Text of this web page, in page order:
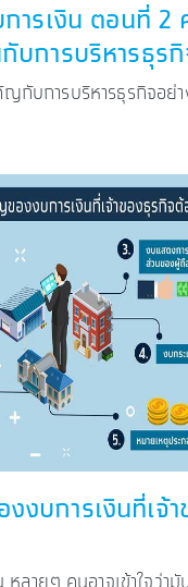
การเงิน ตอนที่
บการบริหารธุร
กับการบริหารธุรกิจอย่า
งบการเงินที่เจ้